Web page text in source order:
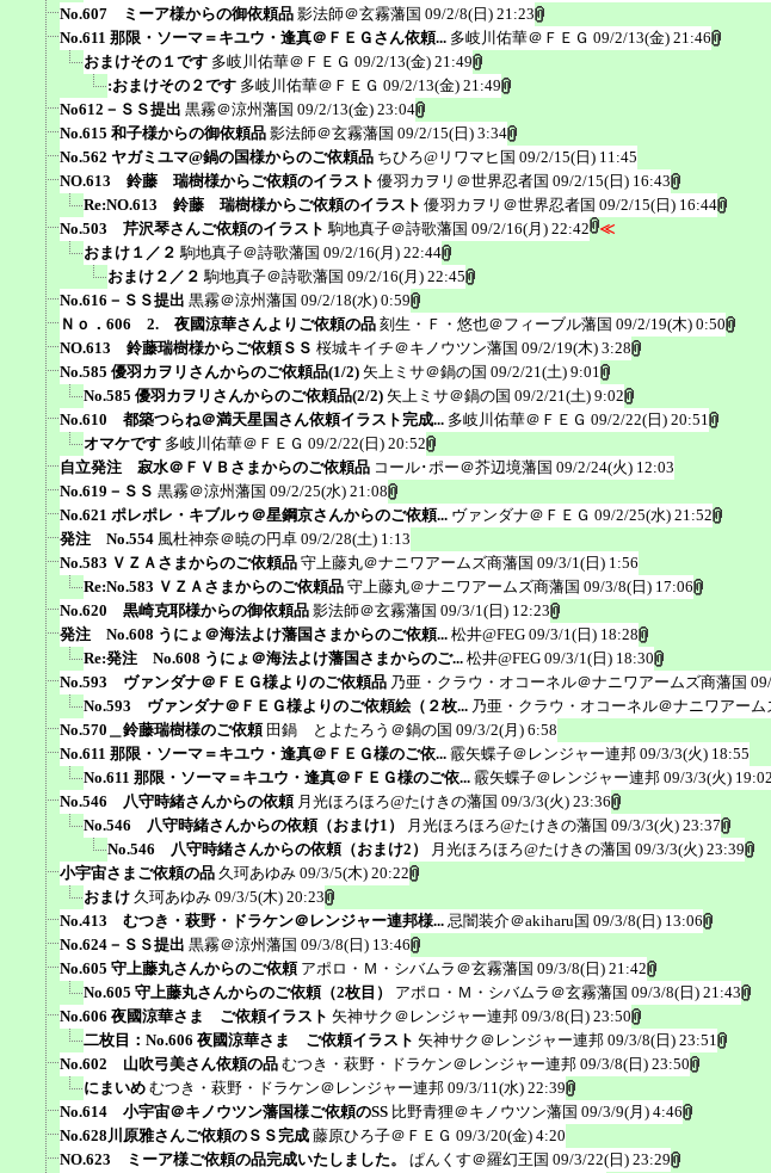
No.607 ミーア様からの御依頼品 影法師＠玄霧藩国 09/2/8(日) 21:23
No.611 那限・ソーマ＝キユウ・逢真＠ＦＥＧさん依頼... 多岐川佑華＠ＦＥＧ 09/2/13(金) 21:46
おまけその１です 多岐川佑華＠ＦＥＧ 09/2/13(金) 21:49
:おまけその２です 多岐川佑華＠ＦＥＧ 09/2/13(金) 21:49
No612－ＳＳ提出 黒霧＠涼州藩国 09/2/13(金) 23:04
No.615 和子様からの御依頼品 影法師＠玄霧藩国 09/2/15(日) 3:34
No.562 ヤガミユマ@鍋の国様からのご依頼品 ちひろ@リワマヒ国 09/2/15(日) 11:45
NO.613 鈴藤 瑞樹様からご依頼のイラスト 優羽カヲリ＠世界忍者国 09/2/15(日) 16:43
Re:NO.613 鈴藤 瑞樹様からご依頼のイラスト 優羽カヲリ＠世界忍者国 09/2/15(日) 16:44
No.503 芹沢琴さんご依頼のイラスト 駒地真子＠詩歌藩国 09/2/16(月) 22:42 ≪
おまけ１／２ 駒地真子＠詩歌藩国 09/2/16(月) 22:44
おまけ２／２ 駒地真子＠詩歌藩国 09/2/16(月) 22:45
No.616－ＳＳ提出 黒霧＠涼州藩国 09/2/18(水) 0:59
Ｎｏ．606 2. 夜國涼華さんよりご依頼の品 刻生・Ｆ・悠也＠フィーブル藩国 09/2/19(木) 0:50
NO.613 鈴藤瑞樹様からご依頼ＳＳ 桜城キイチ＠キノウツン藩国 09/2/19(木) 3:28
No.585 優羽カヲリさんからのご依頼品(1/2) 矢上ミサ＠鍋の国 09/2/21(土) 9:01
No.585 優羽カヲリさんからのご依頼品(2/2) 矢上ミサ＠鍋の国 09/2/21(土) 9:02
No.610 都築つらね＠満天星国さん依頼イラスト完成... 多岐川佑華＠ＦＥＧ 09/2/22(日) 20:51
オマケです 多岐川佑華＠ＦＥＧ 09/2/22(日) 20:52
自立発注 寂水＠ＦＶＢさまからのご依頼品 コール･ポー＠芥辺境藩国 09/2/24(火) 12:03
No.619－ＳＳ 黒霧＠涼州藩国 09/2/25(水) 21:08
No.621 ポレポレ・キブルゥ＠星鋼京さんからのご依頼... ヴァンダナ＠ＦＥＧ 09/2/25(水) 21:52
発注 No.554 風杜神奈＠暁の円卓 09/2/28(土) 1:13
No.583 ＶＺＡさまからのご依頼品 守上藤丸＠ナニワアームズ商藩国 09/3/1(日) 1:56
Re:No.583 ＶＺＡさまからのご依頼品 守上藤丸＠ナニワアームズ商藩国 09/3/8(日) 17:06
No.620 黒崎克耶様からの御依頼品 影法師＠玄霧藩国 09/3/1(日) 12:23
発注 No.608 うにょ＠海法よけ藩国さまからのご依頼... 松井@FEG 09/3/1(日) 18:28
Re:発注 No.608 うにょ＠海法よけ藩国さまからのご... 松井@FEG 09/3/1(日) 18:30
No.593 ヴァンダナ＠ＦＥＧ様よりのご依頼品 乃亜・クラウ・オコーネル＠ナニワアームズ商藩国
No.593 ヴァンダナ＠ＦＥＧ様よりのご依頼絵（２枚... 乃亜・クラウ・オコーネル＠ナニワアーム
No.570＿鈴藤瑞樹様のご依頼 田鍋 とよたろう＠鍋の国 09/3/2(月) 6:58
No.611 那限・ソーマ＝キユウ・逢真＠ＦＥＧ様のご依... 霰矢蝶子＠レンジャー連邦 09/3/3(火) 18:55
No.611 那限・ソーマ＝キユウ・逢真＠ＦＥＧ様のご依... 霰矢蝶子＠レンジャー連邦 09/3/3(火) 19:02
No.546 八守時緒さんからの依頼 月光ほろほろ@たけきの藩国 09/3/3(火) 23:36
No.546 八守時緒さんからの依頼（おまけ1）
月光ほろほろ@たけきの藩国 09/3/3(火) 23:37
No.546 八守時緒さんからの依頼（おまけ2）
月光ほろほろ@たけきの藩国 09/3/3(火) 23:39
小宇宙さまご依頼の品 久珂あゆみ 09/3/5(木) 20:22
おまけ 久珂あゆみ 09/3/5(木) 20:23
No.413 むつき・萩野・ドラケン＠レンジャー連邦様... 忌闇装介＠akiharu国 09/3/8(日) 13:06
No.624－ＳＳ提出 黒霧＠涼州藩国 09/3/8(日) 13:46
No.605 守上藤丸さんからのご依頼 アポロ・Ｍ・シバムラ＠玄霧藩国 09/3/8(日) 21:42
No.605 守上藤丸さんからのご依頼（2枚目）
アポロ・Ｍ・シバムラ＠玄霧藩国 09/3/8(日) 21:43
No.606 夜國涼華さま ご依頼イラスト 矢神サク＠レンジャー連邦 09/3/8(日) 23:50
二枚目：No.606 夜國涼華さま ご依頼イラスト 矢神サク＠レンジャー連邦 09/3/8(日) 23:51
No.602 山吹弓美さん依頼の品 むつき・萩野・ドラケン＠レンジャー連邦 09/3/8(日) 23:50
にまいめ むつき・萩野・ドラケン＠レンジャー連邦 09/3/11(水) 22:39
No.614 小宇宙＠キノウツン藩国様ご依頼のSS 比野青狸＠キノウツン藩国 09/3/9(月) 4:46
No.628川原雅さんご依頼のＳＳ完成 藤原ひろ子＠ＦＥＧ 09/3/20(金) 4:20
NO.623 ミーア様ご依頼の品完成いたしました。
ぱんくす＠羅幻王国 09/3/22(日) 23:29